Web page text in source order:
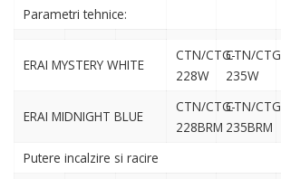
Parametri tehnice:
ERAI MYSTERY WHITE
CTN/CTG-
228W
CTN/
235W
ERAI MIDNIGHT BLUE
CTN/CTG-
228BRM
CTN/
235BRM
Putere incalzire si racire